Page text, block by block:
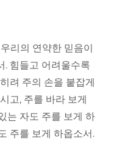
리의 연약한 믿음이
. 힘들고 어려울수록
려 주의 손을 붙잡게
고, 주를 바라 보게
는 자도 주를 보게 하
주를 보게 하옵소서.